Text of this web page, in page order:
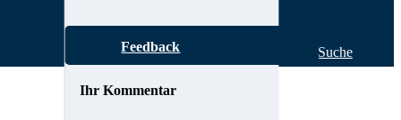
Hilfe zur Suche
Feedback
Ihr Kommentar